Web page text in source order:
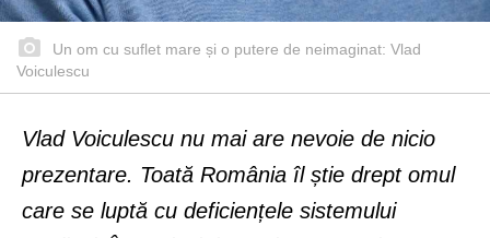
Un om cu suflet mare și o putere de neimaginat: Vlad
Voiculescu
Vlad Voiculescu nu mai are nevoie de nicio
prezentare. Toată România îl știe drept omul
care se luptă cu deficiențele sistemului